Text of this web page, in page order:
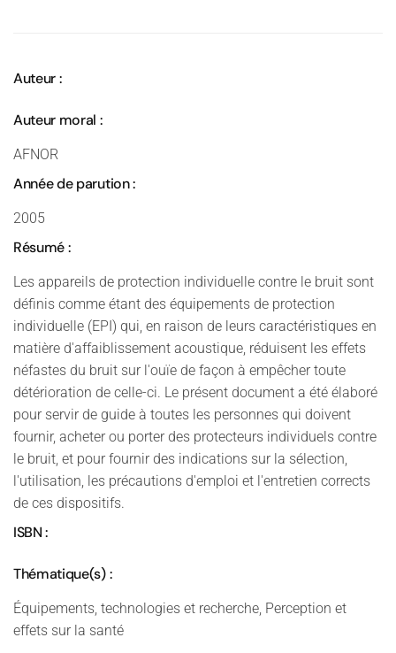
Auteur :
Auteur moral :
AFNOR
Année de parution :
2005
Résumé :
Les appareils de protection individuelle contre le bruit sont
définis comme étant des équipements de protection
individuelle (EPI) qui, en raison de leurs caractéristiques en
matière d'affaiblissement acoustique, réduisent les effets
néfastes du bruit sur l'ouïe de façon à empêcher toute
détérioration de celle-ci. Le présent document a été élaboré
pour servir de guide à toutes les personnes qui doivent
fournir, acheter ou porter des protecteurs individuels contre
le bruit, et pour fournir des indications sur la sélection,
l'utilisation, les précautions d'emploi et l'entretien corrects
de ces dispositifs.
ISBN :
Thématique(s) :
Équipements, technologies et recherche, Perception et
effets sur la santé